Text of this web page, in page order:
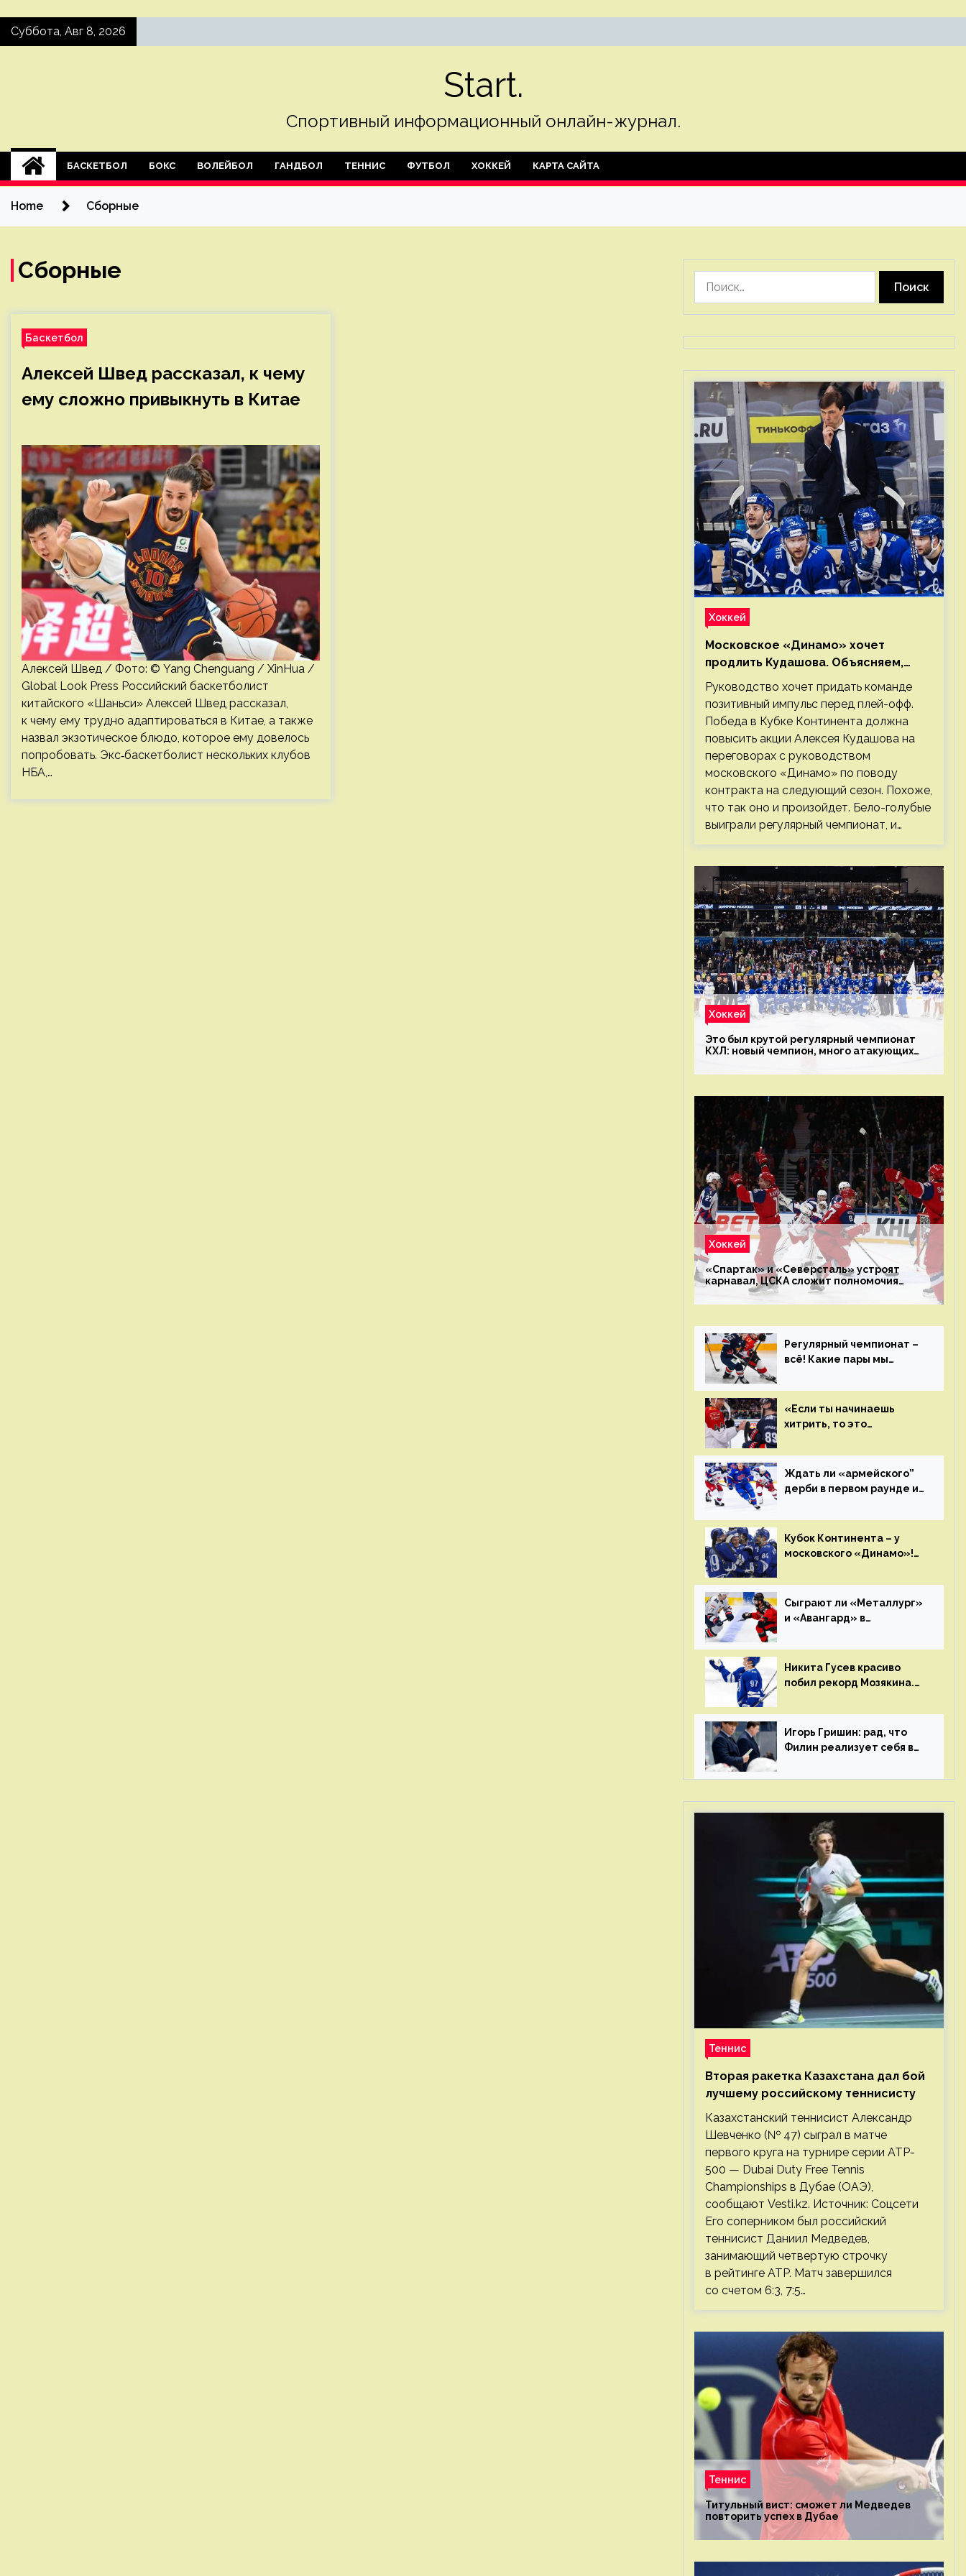
SkipСуббота, Авг 8, 2026
Start.
Спортивный информационный онлайн-журнал.
БАСКЕТБОЛ БОКС ВОЛЕЙБОЛ ГАНДБОЛ ТЕННИС ФУТБОЛ ХОККЕЙ КАРТА САЙТА
Home Сборные
Сборные
Баскетбол
Алексей Швед рассказал, к чему
ему сложно привыкнуть в Китае
Алексей Швед / Фото: © Yang Chenguang / XinHua /
Global Look Press Российский баскетболист
китайского «Шаньси» Алексей Швед рассказал,
к чему ему трудно адаптироваться в Китае, а также
назвал экзотическое блюдо, которое ему довелось
попробовать. Экс‑баскетболист нескольких клубов
НБА,…
Хоккей
Московское «Динамо» хочет
продлить Кудашова. Объясняем,
почему это правильно
Руководство хочет придать команде
позитивный импульс перед плей-офф.
Победа в Кубке Континента должна
повысить акции Алексея Кудашова на
переговорах с руководством
московского «Динамо» по поводу
контракта на следующий сезон. Похоже,
что так оно и произойдет. Бело-голубые
выиграли регулярный чемпионат, и…
Хоккей
Это был крутой регулярный чемпионат
КХЛ: новый чемпион, много атакующих
Хоккей
«Спартак» и «Северсталь» устроят
карнавал, ЦСКА сложит полномочия
чемпиона. Превью первого раунда плей-
офф на Западе
Регулярный чемпионат –
всё! Какие пары мы
«Если ты начинаешь
хитрить, то это
бумерангом»
Ждать ли «армейского”
дерби в первом раунде и
Главные интриги
последнего дня
«регулярки” КХЛ
Кубок Континента – у
московского «Динамо»!
за один сезон
Сыграют ли «Металлург»
и «Авангард» в
Никита Гусев красиво
побил рекорд Мозякина.
у Никиты еще много
Игорь Гришин: рад, что
Филин реализует себя в
что не стали загонять его
Теннис
Вторая ракетка Казахстана дал бой
лучшему российскому теннисисту
Казахстанский теннисист Александр
Шевченко (№ 47) сыграл в матче
первого круга на турнире серии ATP-
500 — Dubai Duty Free Tennis
Championships в Дубае (ОАЭ),
сообщают Vesti.kz. Источник: Соцсети
Его соперником был российский
теннисист Даниил Медведев,
занимающий четвертую строчку
в рейтинге ATP. Матч завершился
со счетом 6:3, 7:5…
Теннис
Титульный вист: сможет ли Медведев
повторить успех в Дубае